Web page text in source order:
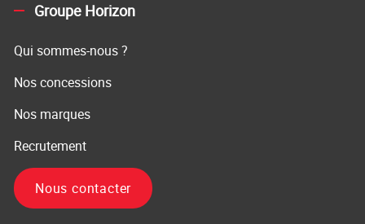
Groupe Horizon
Qui sommes-nous ?
Nos concessions
Nos marques
Recrutement
Nous contacter